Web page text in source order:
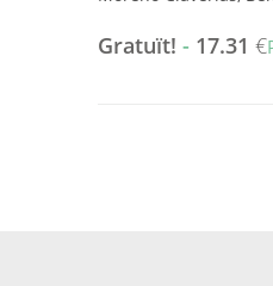
Gratuït! - 17.31 €